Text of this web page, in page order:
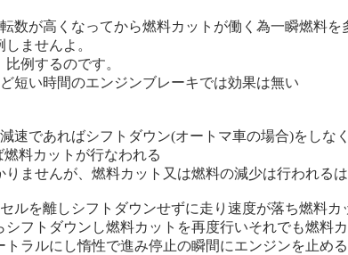
数が高くなってから燃料カットが働く為一瞬燃料を
ませんよ。
例するのです。
短い時間のエンジンブレーキでは効果は無い
速であればシフトダウン(オートマ車の場合)をしな
燃料カットが行なわれる
ませんが、燃料カット又は燃料の減少は行われるは
ルを離しシフトダウンせずに走り速度が落ち燃料カ
シフトダウンし燃料カットを再度行いそれでも燃料
トラルにし惰性で進み停止の瞬間にエンジンを止め